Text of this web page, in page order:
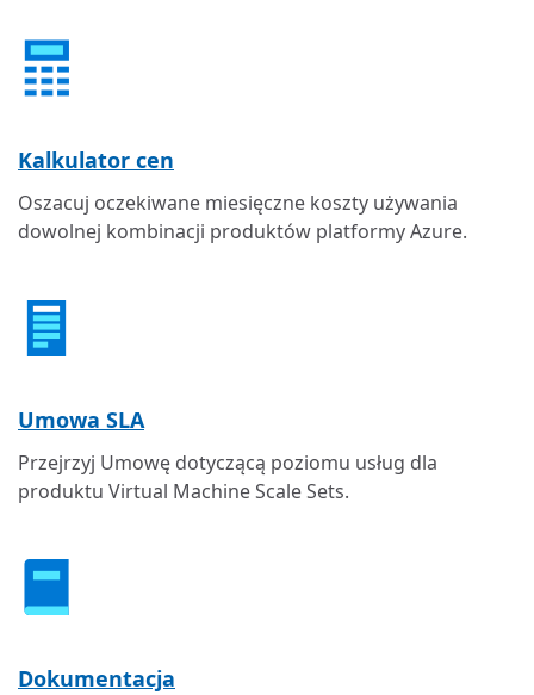
Kalkulator cen
Oszacuj oczekiwane miesięczne koszty używania
dowolnej kombinacji produktów platformy Azure.
Umowa SLA
Przejrzyj Umowę dotyczącą poziomu usług dla
produktu Virtual Machine Scale Sets.
Dokumentacja